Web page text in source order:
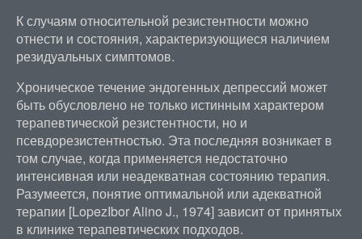
К случаям относительной резистентности можно
отнести и состояния, характеризующиеся наличием
резидуальных симптомов.
Хроническое течение эндогенных депрессий может
быть обусловлено не только истинным характером
терапевтической резистентности, но и
псевдорезистентностью. Эта последняя возникает в
том случае, когда применяется недостаточно
интенсивная или неадекватная состоянию терапия.
Разумеется, понятие оптимальной или адекватной
терапии [LopezIbor Alino J., 1974] зависит от принятых
в клинике терапевтических подходов.